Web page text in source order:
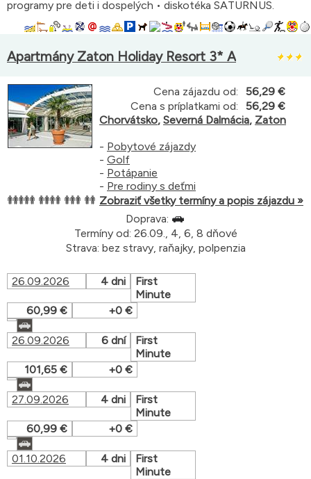
programy pre deti i dospelých • diskotéka SATURNUS.
Apartmány Zaton Holiday Resort 3* A
Cena zájazdu od:
56,29 €
Cena s príplatkami od:
56,29 €
Chorvátsko, Severná Dalmácia, Zaton
- Pobytové zájazdy
- Golf
- Potápanie
- Pre rodiny s deťmi
Zobraziť všetky termíny a popis zájazdu »
Doprava:
Termíny od: 26.09., 4, 6, 8 dňové
Strava: bez stravy, raňajky, polpenzia
26.09.2026 4 dni
First
Minute
60,99 €
+0 €
26.09.2026 6 dní
First
Minute
101,65 €
+0 €
27.09.2026 4 dni
First
Minute
60,99 €
+0 €
01.10.2026 4 dni
First
Minute